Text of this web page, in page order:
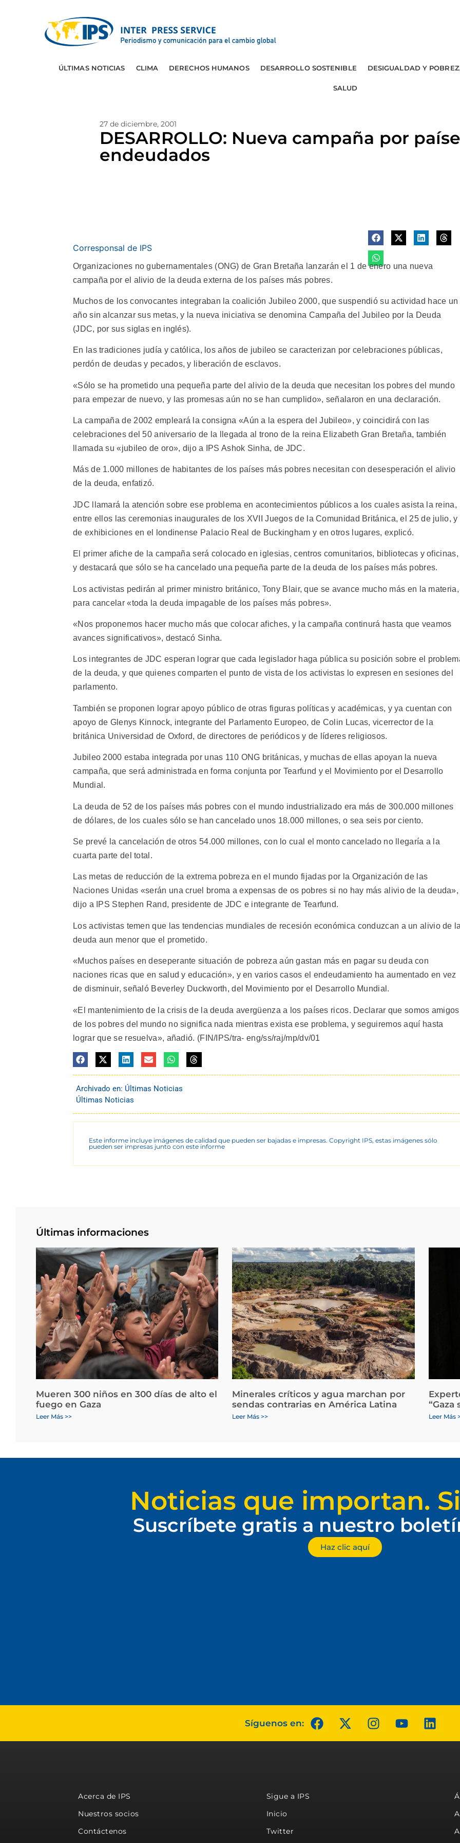
ÚLTIMAS NOTICIAS CLIMA DERECHOS HUMANOS DESARROLLO SOSTENIBLE DESIGUALDAD Y
SALUD
27 de diciembre, 2001
DESARROLLO: Nueva campaña por
endeudados
Corresponsal de IPS
Organizaciones no gubernamentales (ONG) de Gran Bretaña lanzarán el 1 de enero una nueva
campaña por el alivio de la deuda externa de los países más pobres.
Muchos de los convocantes integraban la coalición Jubileo 2000, que suspendió su actividad hace un
año sin alcanzar sus metas, y la nueva iniciativa se denomina Campaña del Jubileo por la Deuda
(JDC, por sus siglas en inglés).
En las tradiciones judía y católica, los años de jubileo se caracterizan por celebraciones públicas,
perdón de deudas y pecados, y liberación de esclavos.
«Sólo se ha prometido una pequeña parte del alivio de la deuda que necesitan los pobres del mundo
para empezar de nuevo, y las promesas aún no se han cumplido», señalaron en una declaración.
La campaña de 2002 empleará la consigna «Aún a la espera del Jubileo», y coincidirá con las
celebraciones del 50 aniversario de la llegada al trono de la reina Elizabeth Gran Bretaña, también
llamada su «jubileo de oro», dijo a IPS Ashok Sinha, de JDC.
Más de 1.000 millones de habitantes de los países más pobres necesitan con desesperación el alivio
de la deuda, enfatizó.
JDC llamará la atención sobre ese problema en acontecimientos públicos a los cuales asista la reina,
entre ellos las ceremonias inaugurales de los XVII Juegos de la Comunidad Británica, el 25 de julio, y
de exhibiciones en el londinense Palacio Real de Buckingham y en otros lugares, explicó.
El primer afiche de la campaña será colocado en iglesias, centros comunitarios, bibliotecas y oficinas,
y destacará que sólo se ha cancelado una pequeña parte de la deuda de los países más pobres.
Los activistas pedirán al primer ministro británico, Tony Blair, que se avance mucho más en la materia,
para cancelar «toda la deuda impagable de los países más pobres».
«Nos proponemos hacer mucho más que colocar afiches, y la campaña continurá hasta que veamos
avances significativos», destacó Sinha.
Los integrantes de JDC esperan lograr que cada legislador haga pública su posición sobre el
de la deuda, y que quienes comparten el punto de vista de los activistas lo expresen en sesiones del
parlamento.
También se proponen lograr apoyo público de otras figuras políticas y académicas, y ya cuentan con
apoyo de Glenys Kinnock, integrante del Parlamento Europeo, de Colin Lucas, vicerrector de la
británica Universidad de Oxford, de directores de periódicos y de líderes religiosos.
Jubileo 2000 estaba integrada por unas 110 ONG británicas, y muchas de ellas apoyan la nueva
campaña, que será administrada en forma conjunta por Tearfund y el Movimiento por el Desarrollo
Mundial.
La deuda de 52 de los países más pobres con el mundo industrializado era más de 300.000 millones
de dólares, de los cuales sólo se han cancelado unos 18.000 millones, o sea seis por ciento.
Se prevé la cancelación de otros 54.000 millones, con lo cual el monto cancelado no llegaría a la
cuarta parte del total.
Las metas de reducción de la extrema pobreza en el mundo fijadas por la Organización de las
Naciones Unidas «serán una cruel broma a expensas de os pobres si no hay más alivio de la deuda»,
dijo a IPS Stephen Rand, presidente de JDC e integrante de Tearfund.
Los activistas temen que las tendencias mundiales de recesión económica conduzcan a un alivio de
deuda aun menor que el prometido.
«Muchos países en deseperante situación de pobreza aún gastan más en pagar su deuda con
naciones ricas que en salud y educación», y en varios casos el endeudamiento ha aumentado en vez
de disminuir, señaló Beverley Duckworth, del Movimiento por el Desarrollo Mundial.
«El mantenimiento de la crisis de la deuda avergüenza a los países ricos. Declarar que somos amigos
de los pobres del mundo no significa nada mientras exista ese problema, y seguiremos aquí hasta
lograr que se resuelva», añadió. (FIN/IPS/tra- eng/ss/raj/mp/dv/01
Archivado en: Últimas Noticias
Últimas Noticias
Este informe incluye imágenes de calidad que pueden ser bajadas e impresas. Copyright IPS, estas imágenes sólo
pueden ser impresas junto con este informe
Últimas informaciones
Mueren 300 niños en 300 días de alto el
fuego en Gaza
Leer Más >>
Minerales críticos y agua marchan por
sendas contrarias en América Latina
Leer Más >>
“Gaza
Leer Más
Noticias que importan.
Suscríbete gratis a nuestro
Haz clic aquí
Síguenos en:
Acerca de IPS
Nuestros socios
Contáctenos
Sigue a IPS
Inicio
Twitter